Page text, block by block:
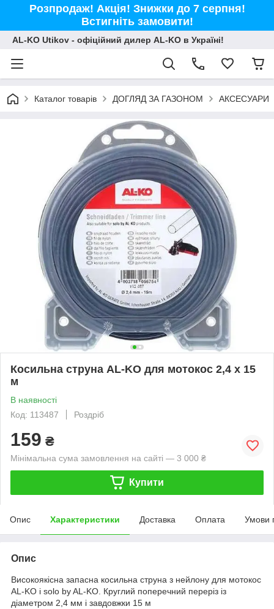
Розпродаж! Акція! Знижки до 7 серпня!
Встигніть замовити!
AL-KO Utikov - офіційний дилер AL-KO в Україні!
Каталог товарів ДОГЛЯД ЗА ГАЗОНОМ АКСЕСУАРИ
Косильна струна AL-KO для мотокос 2,4 х 15
м
В наявності
Код: 113487
Роздріб
159 ₴
Мінімальна сума замовлення на сайті — 3 000 ₴
Купити
Опис Характеристики Доставка Оплата Умови
Опис
Високоякісна запасна косильна струна з нейлону для мотокос
AL-KO і solo by AL-KO. Круглий поперечний переріз із
діаметром 2,4 мм і завдовжки 15 м